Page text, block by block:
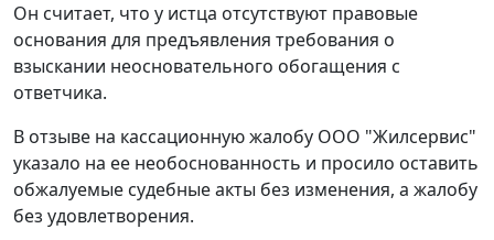
Он считает, что у истца отсутствуют правовые
основания для предъявления требования о
взыскании неосновательного обогащения с
ответчика.
В отзыве на кассационную жалобу ООО "Жилсервис"
указало на ее необоснованность и просило оставить
обжалуемые судебные акты без изменения, а жалобу
без удовлетворения.